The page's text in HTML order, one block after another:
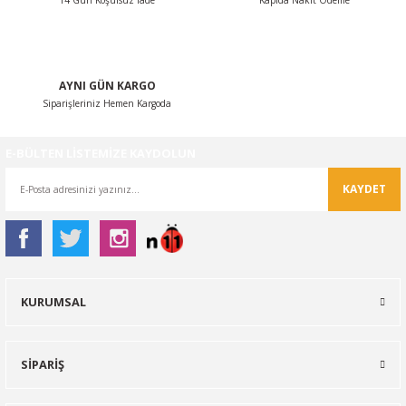
AYNI GÜN KARGO
Siparişleriniz Hemen Kargoda
KAYDET
KURUMSAL
SİPARİŞ